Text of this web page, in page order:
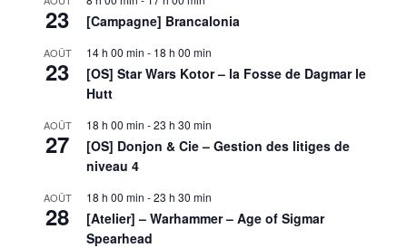
23 [Campagne] Brancalonia
AOÛT
23
14 h 00 min - 18 h 00 min
[OS] Star Wars Kotor – la Fosse de Dagmar le
Hutt
AOÛT
27
18 h 00 min -23 h 30 min
[OS] Donjon & Cie – Gestion des litiges de
niveau 4
AOÛT
28
18 h 00 min -23 h 30 min
[Atelier] – Warhammer – Age of Sigmar
Spearhead